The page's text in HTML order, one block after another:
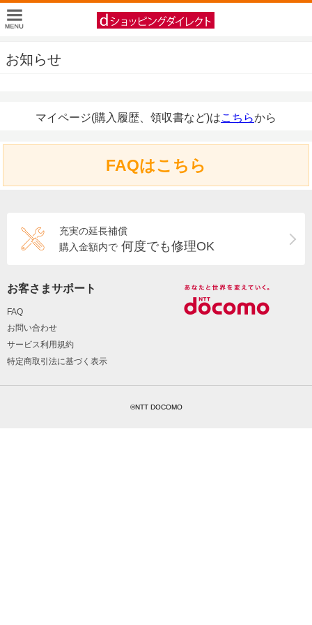
お知らせ
マイページ(購入履歴、領収書など)はこちらから
FAQはこちら
充実の延長補償
購入金額内で 何度でも修理OK
お客さまサポート
FAQ
お問い合わせ
サービス利用規約
特定商取引法に基づく表示
©NTT DOCOMO